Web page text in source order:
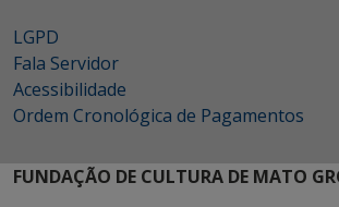
LGPD
Fala Servidor
Acessibilidade
Ordem Cronológica de Pagamentos
FUNDAÇÃO DE CULTURA DE MATO